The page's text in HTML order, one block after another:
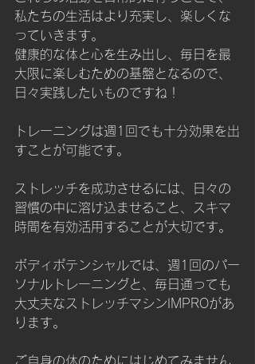
私たちの生活はより充実し、楽しくな
っていきます。
健康的な体と心を生み出し、毎日を最
大限に楽しむための基盤となるので、
日々実践したいものですね！
トレーニングは週1回でも十分効果を出
すことが可能です。
ストレッチを成功させるには、日々の
習慣の中に溶け込ませること、スキマ
時間を有効活用することが大切です。
ボディポテンシャルでは、週1回のパー
ソナルトレーニングと、毎日通っても
大丈夫なストレッチマシンIMPROがあ
ります。
ご自身の体のためにはじめてみません